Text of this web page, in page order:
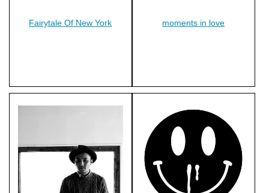
Fairytale Of New York moments in love